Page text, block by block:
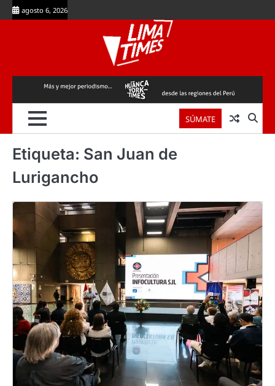
Skip
to
agosto 6, 2026
SÚMATE
Etiqueta: San Juan de
Lurigancho